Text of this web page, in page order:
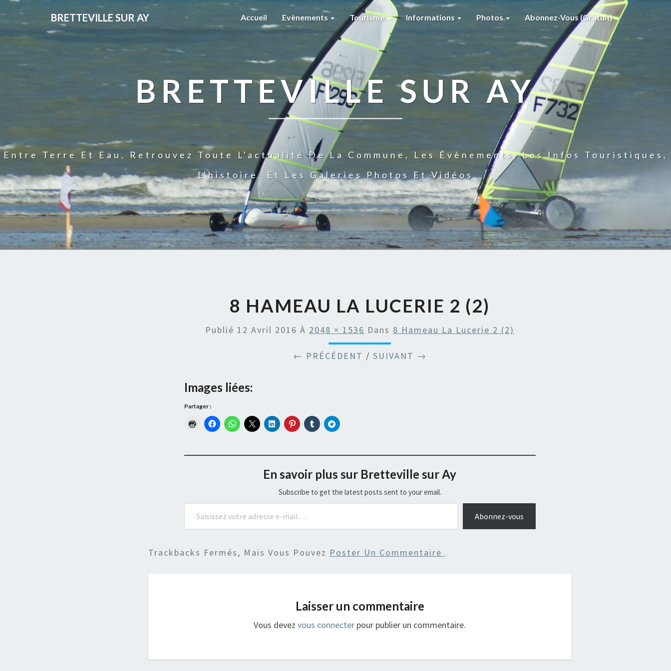
BRETTEVILLE SUR AY Accueil Evènements Tourisme Informations Photos Abonnez-Vous (gratuit)
BRETTEVILLE SUR AY
Entre Terre Et Eau, Retrouvez Toute L'actualité De La Commune, Les Évènements, Les Infos Touristiques,
L'histoire, Et Les Galeries Photos Et Vidéos
8 HAMEAU LA LUCERIE 2 (2)
Publié 12 Avril 2016 À 2048 × 1536 Dans 8 Hameau La Lucerie 2 (2)
← PRÉCÉDENT / SUIVANT →
Images liées:
Partager :
En savoir plus sur Bretteville sur Ay
Subscribe to get the latest posts sent to your email.
Saisissez votre adresse e-mail…
Abonnez-vous
Trackbacks Fermés, Mais Vous Pouvez Poster Un Commentaire .
Laisser un commentaire
Vous devezvous connecter pour publier un commentaire.